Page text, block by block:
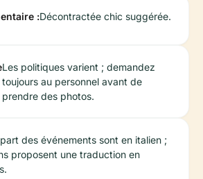
:Décontractée chic suggérée.
Les politiques varient ; demandez
toujours au personnel avant de
prendre des photos.
des événements sont en italien ;
proposent une traduction en